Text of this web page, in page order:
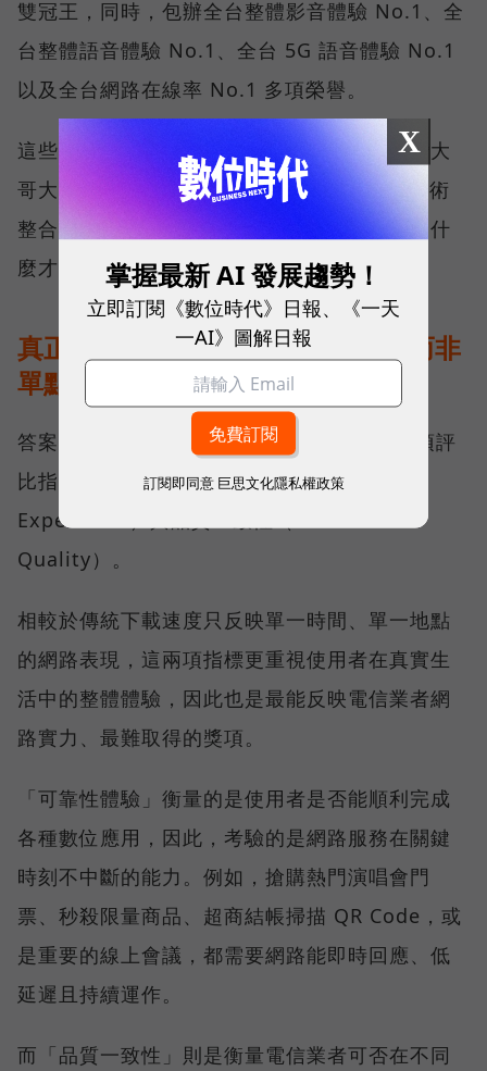
雙冠王，同時，包辦全台整體影音體驗 No.1、全
台整體語音體驗 No.1、全台 5G 語音體驗 No.1
以及全台網路在線率 No.1 多項榮譽。
這些獎項反映的不只是網路順暢，更代表台灣大
哥大長期投入頻譜布局、基地台建設與 5G 技術
整合所累積的成果，也讓外界重新思考：究竟什
麼才是真正的好網路？
真正的好網路，比的是長期穩定、而非
單點測速
答案，就藏在 Opensignal 最具代表性的兩項評
比指標──可靠性體驗（Reliability
Experience）與品質一致性（Consistent
Quality）。
相較於傳統下載速度只反映單一時間、單一地點
的網路表現，這兩項指標更重視使用者在真實生
活中的整體體驗，因此也是最能反映電信業者網
路實力、最難取得的獎項。
「可靠性體驗」衡量的是使用者是否能順利完成
各種數位應用，因此，考驗的是網路服務在關鍵
時刻不中斷的能力。例如，搶購熱門演唱會門
票、秒殺限量商品、超商結帳掃描 QR Code，或
是重要的線上會議，都需要網路能即時回應、低
延遲且持續運作。
而「品質一致性」則是衡量電信業者可否在不同
X
掌握最新 AI 發展趨勢！
立即訂閱《數位時代》日報、《一天
一AI》圖解日報
訂閱即同意 巨思文化隱私權政策